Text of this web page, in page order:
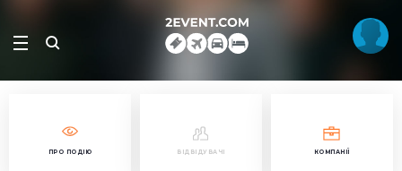
ПРО ПОДІЮ ВІДВІДУВАЧІ КОМПАНІЇ